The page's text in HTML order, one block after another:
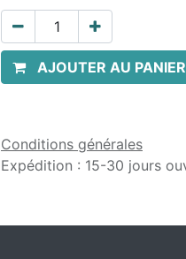
AJOUTER AU PANIER
Conditions générales
Expédition : 15-30 jours